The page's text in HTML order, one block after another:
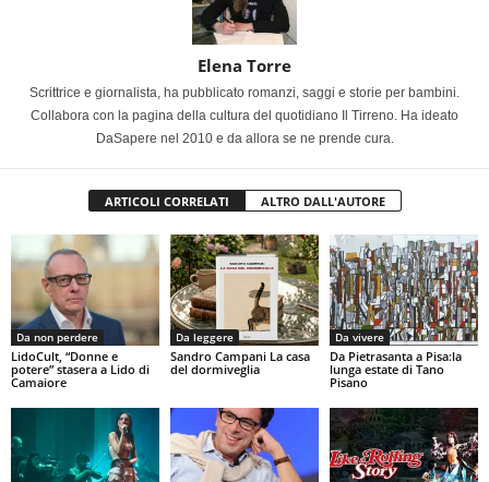
Elena Torre
Scrittrice e giornalista, ha pubblicato romanzi, saggi e storie per bambini.
Collabora con la pagina della cultura del quotidiano Il Tirreno. Ha ideato
DaSapere nel 2010 e da allora se ne prende cura.
ARTICOLI CORRELATI ALTRO DALL'AUTORE
Da non perdere
LidoCult, “Donne e
potere” stasera a Lido di
Camaiore
Da leggere
Sandro Campani La casa
del dormiveglia
Da vivere
Da Pietrasanta a Pisa:la
lunga estate di Tano
Pisano